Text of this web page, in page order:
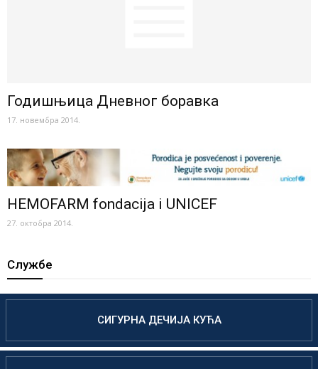
Годишњица Дневног боравка
17. новембра 2014.
HEMOFARM fondacija i UNICEF
27. октобра 2014.
Службе
СИГУРНА ДЕЧИЈА КУЋА